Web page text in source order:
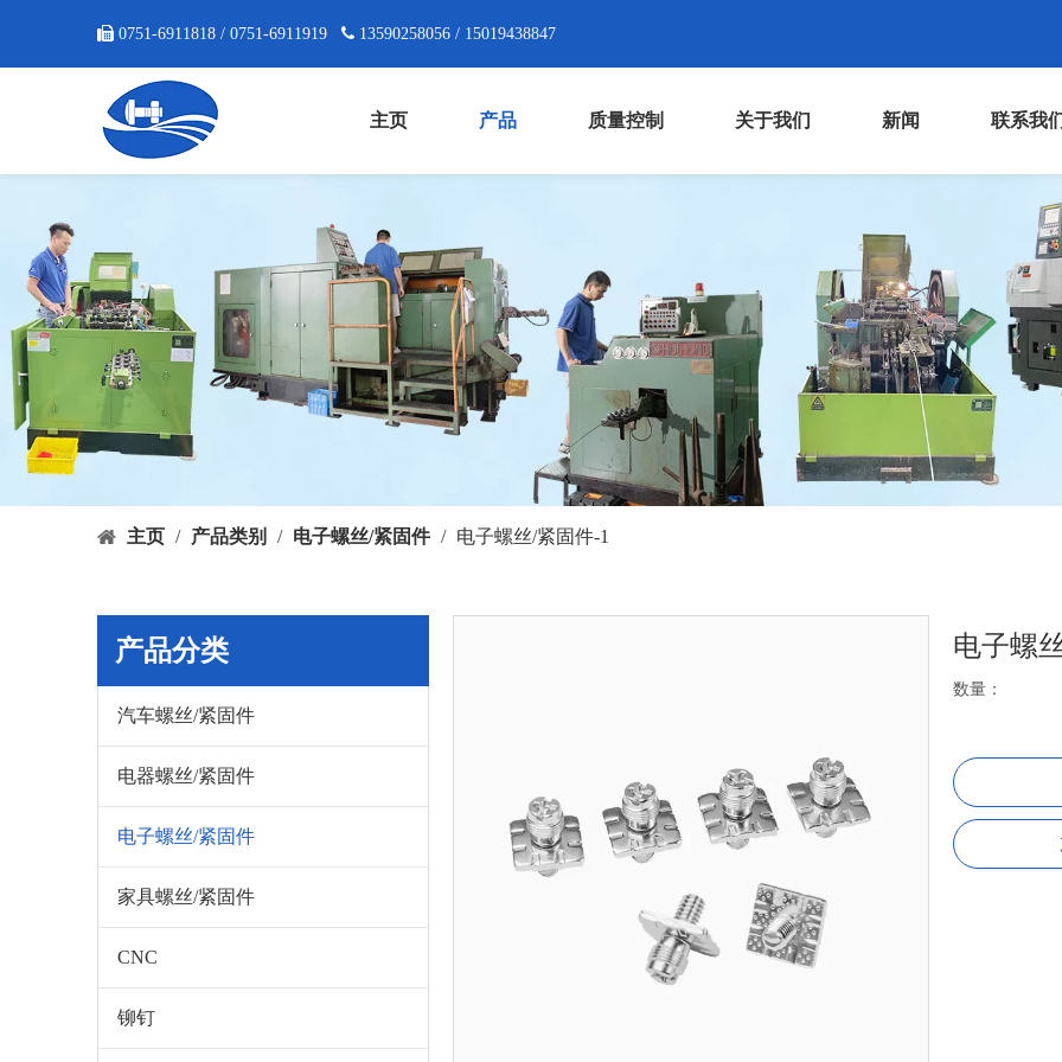
 0751-6911818 / 0751-6911919  13590258056 / 15019438847
主页 产品 质量控制 关于我们 新闻 联系我
主页 / 产品类别 / 电子螺丝/紧固件 / 电子螺丝/紧固件-1
产品分类
汽车螺丝/紧固件
电器螺丝/紧固件
电子螺丝/紧固件
家具螺丝/紧固件
CNC
铆钉
电子螺
数量：